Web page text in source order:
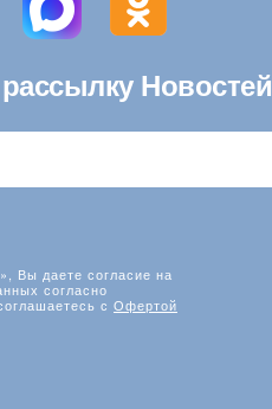
рассылку Новостей
Вы даете согласие на
согласно
с Офертой